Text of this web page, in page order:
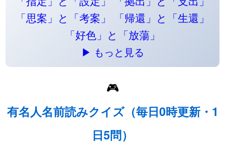
「思案」と「考案」
「帰還」と「生還」
「好色」と「放蕩」
▶ もっと見る
🎮
有名人名前読みクイズ（毎日0時更新・1
日5問）